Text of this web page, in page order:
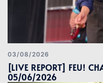
03/08/2026
[LIVE REPORT] FEU!
05/06/2026